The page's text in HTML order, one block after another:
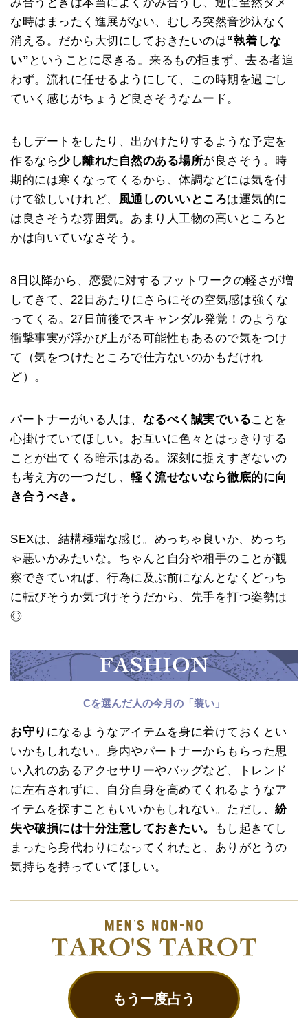
な時はまったく進展がない、むしろ突然音沙汰なく
消える。だから大切にしておきたいのは“執着しな
い” ということに尽きる。来るもの拒まず、去る者追
わず。流れに任せるようにして、この時期を過ごし
ていく感じがちょうど良さそうなムード。
もしデートをしたり、出かけたりするような予定を
作るなら少し離れた自然のある場所が良さそう。時
期的には寒くなってくるから、体調などには気を付
けて欲しいけれど、 風通しのいいところは運気的に
は良さそうな雰囲気。あまり人工物の高いところと
かは向いていなさそう。
8日以降から、恋愛に対するフットワークの軽さが増
してきて、22日あたりにさらにその空気感は強くな
ってくる。27日前後でスキャンダル発覚！のような
衝撃事実が浮かび上がる可能性もあるので気をつけ
て（気をつけたところで仕方ないのかもだけれ
ど）。
パートナーがいる人は、 なるべく誠実でいることを
心掛けていてほしい。お互いに色々とはっきりする
ことが出てくる暗示はある。深刻に捉えすぎないの
も考え方の一つだし、軽く流せないなら徹底的に向
き合うべき。
SEXは、結構極端な感じ。めっちゃ良いか、めっち
ゃ悪いかみたいな。ちゃんと自分や相手のことが観
察できていれば、行為に及ぶ前になんとなくどっち
に転びそうか気づけそうだから、先手を打つ姿勢は
◎
Cを選んだ人の今月の「装い」
お守り になるようなアイテムを身に着けておくとい
いかもしれない。身内やパートナーからもらった思
い入れのあるアクセサリーやバッグなど、トレンド
に左右されずに、自分自身を高めてくれるようなア
イテムを探すこともいいかもしれない。ただし、紛
失や破損には十分注意しておきたい。
もし起きてし
まったら身代わりになってくれたと、ありがとうの
気持ちを持っていてほしい。
もう一度占う